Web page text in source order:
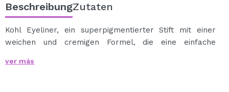
BeschreibungZutaten
Kohl Eyeliner, ein superpigmentierter Stift mit einer
weichen und cremigen Formel, die eine einfache
Definieren Sie und färben Sie Ihren Blick mit diesem
ver más